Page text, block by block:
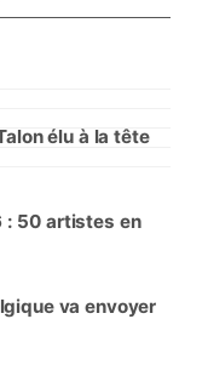
élu à la tête
: 50 artistes en
va envoyer